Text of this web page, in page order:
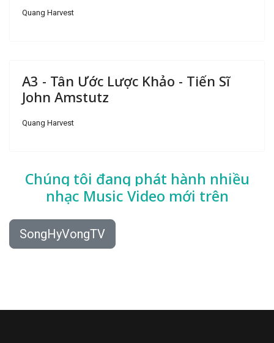
Quang Harvest
A3 - Tân Ước Lược Khảo - Tiến Sĩ
John Amstutz
Quang Harvest
Chúng tôi đang phát hành nhiều
nhạc Music Video mới trên
SongHyVongTV